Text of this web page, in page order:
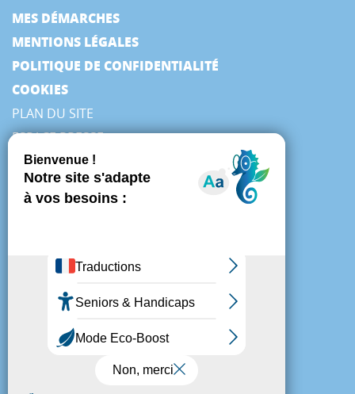
MES DÉMARCHES
MENTIONS LÉGALES
POLITIQUE DE CONFIDENTIALITÉ
COOKIES
PLAN DU SITE
ESPACE PRESSE